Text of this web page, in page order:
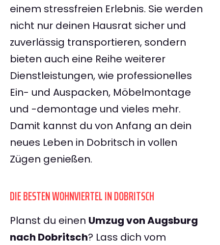
einem stressfreien Erlebnis. Sie werden
nicht nur deinen Hausrat sicher und
zuverlässig transportieren, sondern
bieten auch eine Reihe weiterer
Dienstleistungen, wie professionelles
Ein- und Auspacken, Möbelmontage
und -demontage und vieles mehr.
Damit kannst du von Anfang an dein
neues Leben in Dobritsch in vollen
Zügen genießen.
DIE BESTEN WOHNVIERTEL IN DOBRITSCH
Planst du einen Umzug von Augsburg
nach Dobritsch? Lass dich vom